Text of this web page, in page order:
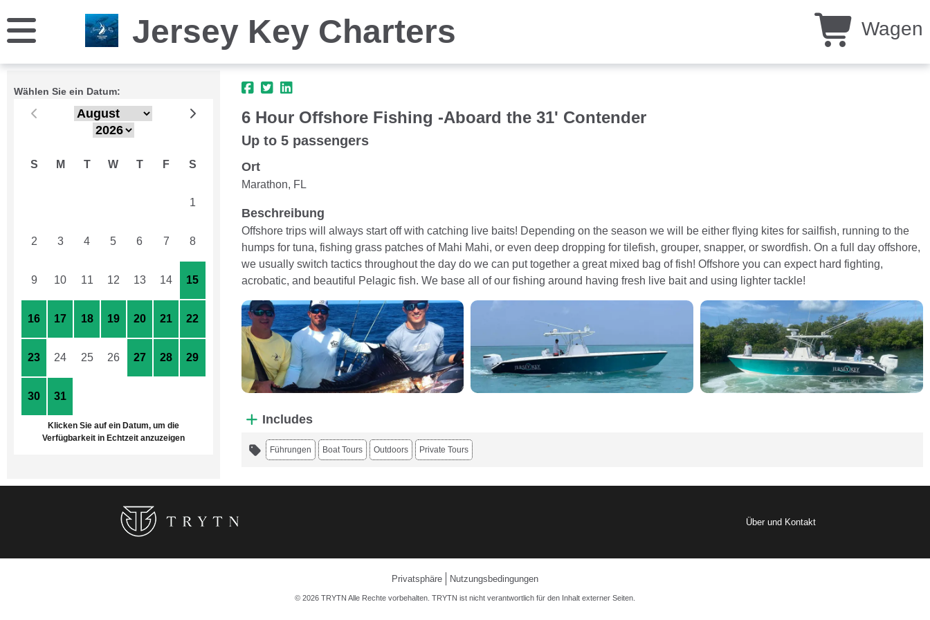
Jersey Key Charters Wagen
Wählen Sie ein Datum:
S M T W T F S
1
2 3 4 5 6 7 8
9 10 11 12 13 14 15
16 17 18 19 20 21 22
23 24 25 26 27 28 29
30 31
Klicken Sie auf ein Datum, um die
Verfügbarkeit in Echtzeit anzuzeigen
6 Hour Offshore Fishing -Aboard the 31' Contender
Up to 5 passengers
Ort
Marathon, FL
Beschreibung
Offshore trips will always start off with catching live baits! Depending on the season we will be either flying kites for sailfish, running to the
humps for tuna, fishing grass patches of Mahi Mahi, or even deep dropping for tilefish, grouper, snapper, or swordfish. On a full day offshore,
we usually switch tactics throughout the day do we can put together a great mixed bag of fish! Offshore you can expect hard fighting,
acrobatic, and beautiful Pelagic fish. We base all of our fishing around having fresh live bait and using lighter tackle!
Includes
Führungen Boat Tours Outdoors Private Tours
Über und Kontakt
Privatsphäre Nutzungsbedingungen
© 2026 TRYTN Alle Rechte vorbehalten. TRYTN ist nicht verantwortlich für den Inhalt externer Seiten.